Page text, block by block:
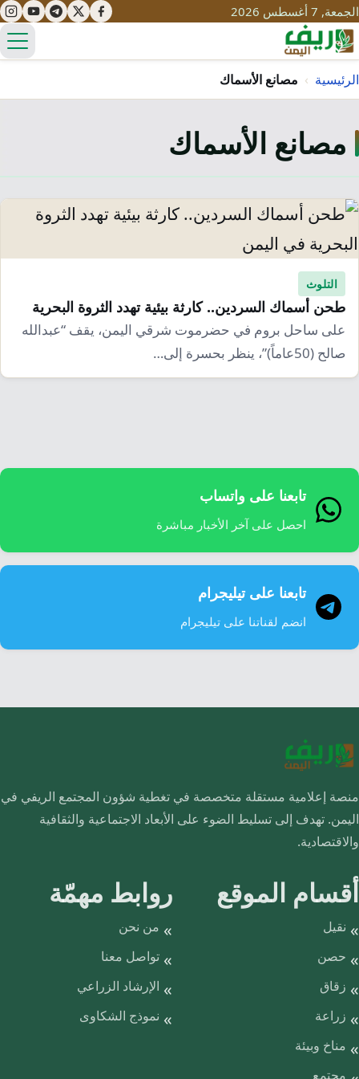
الجمعة, 7 أغسطس 2026
مياه
قصص نجاح
مبادرات
سياحة
تراث
ثقافة
التغير المناخي
محميات
التلوث
تحديات
حلول
إرشاد زراعي
نساء
انفوجرافيك
فيديو
الرئيسية › مصانع الأسماك
مصانع الأسماك
التلوث
طحن أسماك السردين.. كارثة بيئية تهدد الثروة البحرية
على ساحل بروم في حضرموت شرقي اليمن، يقف “عبدالله
صالح (50عاماً)”، ينظر بحسرة إلى…
تابعنا على واتساب
احصل على آخر الأخبار مباشرة
تابعنا على تيليجرام
انضم لقناتنا على تيليجرام
منصة إعلامية مستقلة متخصصة في تغطية شؤون المجتمع الريفي في
اليمن. تهدف إلى تسليط الضوء على الأبعاد الاجتماعية والثقافية
والاقتصادية.
أقسام الموقع
نقيل
حصن
زقاق
زراعة
مناخ وبيئة
مجتمع
روابط مهمّة
من نحن
تواصل معنا
الإرشاد الزراعي
نموذج الشكاوى